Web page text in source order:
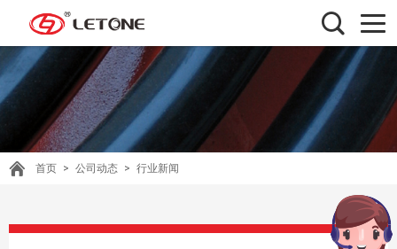
首页 > 公司动态 > 行业新闻